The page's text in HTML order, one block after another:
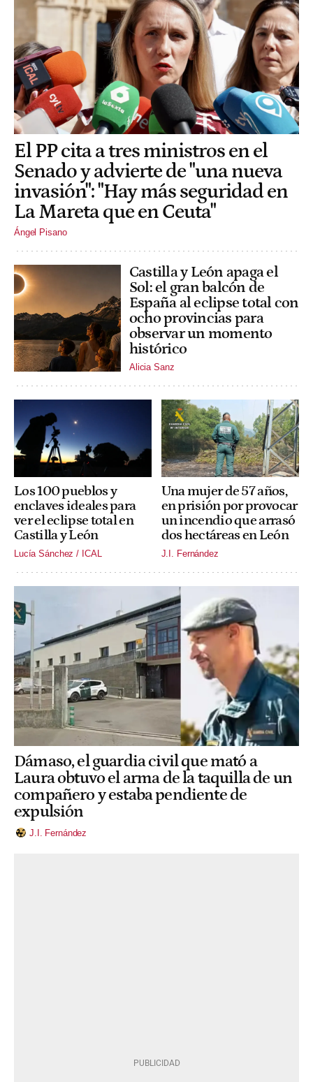
El PP cita a tres ministros en el
Senado y advierte de "una nueva
invasión": "Hay más seguridad en
La Mareta que en Ceuta"
Ángel Pisano
Castilla y León apaga el
Sol: el gran balcón de
España al eclipse total con
ocho provincias para
observar un momento
histórico
Alicia Sanz
Los 100 pueblos y
enclaves ideales para
ver el eclipse total en
Castilla y León
Lucía Sánchez / ICAL
Una mujer de 57 años,
en prisión por provocar
un incendio que arrasó
dos hectáreas en León
J.I. Fernández
Dámaso, el guardia civil que mató a
Laura obtuvo el arma de la taquilla de un
compañero y estaba pendiente de
expulsión
J.I. Fernández